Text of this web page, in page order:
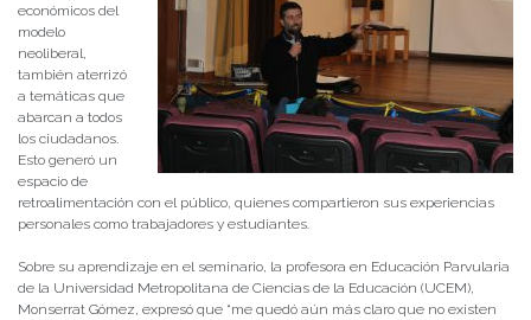
económicos del
modelo
neoliberal,
también aterrizó
a temáticas que
abarcan a todos
los ciudadanos.
Esto generó un
espacio de
retroalimentación con el público, quienes compartieron sus experiencias
personales como trabajadores y estudiantes.
Sobre su aprendizaje en el seminario, la profesora en Educación Parvularia
de la Universidad Metropolitana de Ciencias de la Educación (UCEM),
Monserrat Gómez, expresó que “me quedó aún más claro que no existen